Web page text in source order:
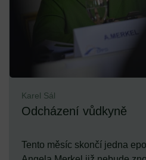
Karel Sál
Odcházení vůdkyně
Tento měsíc skončí jedna